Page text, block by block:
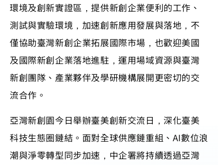
環境及創新實證區，提供新創企業便利的工作、
測試與實驗環境，加速創新應用發展與落地，不
僅協助臺灣新創企業拓展國際市場，也歡迎美國
及國際新創企業落地進駐，運用場域資源與臺灣
新創團隊、產業夥伴及學研機構展開更密切的交
流合作。
亞灣新創園今日舉辦臺美創新交流日，深化臺美
科技生態圈鏈結。面對全球供應鏈重組、AI數位浪
潮與淨零轉型同步加速，中企署將持續透過亞灣